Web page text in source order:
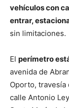
vehículos con
entrar,
sin limitaciones.
El perímetro
avenida de
Oporto, travesía
calle Antonio